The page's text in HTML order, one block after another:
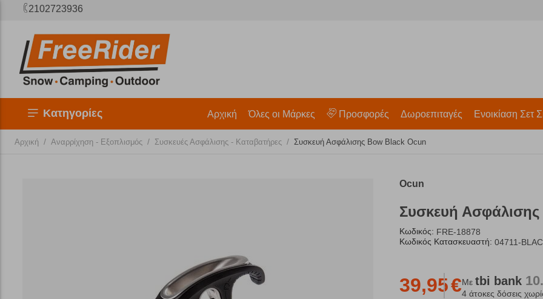
2102723936
Κατηγορίες Αρχική Όλες οι Μάρκες Προσφορές Δωροεπιταγές Ενοικίαση Σετ
Αρχική / Αναρρίχηση - Εξοπλισμός / Συσκευές Ασφάλισης - Καταβατήρες / Συσκευή Ασφάλισης Bow Black Ocun
Ocun
Συσκευή
Κωδικός: FRE-18878
Κωδικός Κατασκευαστή: 04711-
39,95€Μεtbi bank
4 άτοκες δόσεις